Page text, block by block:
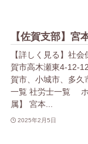
【佐賀支部】
【詳しく見る】社
賀市高木瀬東4-12-
賀市、小城市、多久
一覧 社労士一覧
属】 宮本...
2025年2月5日